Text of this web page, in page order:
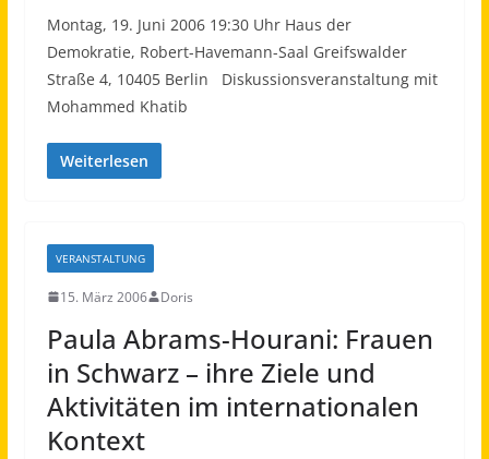
Montag, 19. Juni 2006 19:30 Uhr Haus der
Demokratie, Robert-Havemann-Saal Greifswalder
Straße 4, 10405 Berlin Diskussionsveranstaltung mit
Mohammed Khatib
Weiterlesen
VERANSTALTUNG
15. März 2006 Doris
Paula Abrams-Hourani: Frauen
in Schwarz – ihre Ziele und
Aktivitäten im internationalen
Kontext